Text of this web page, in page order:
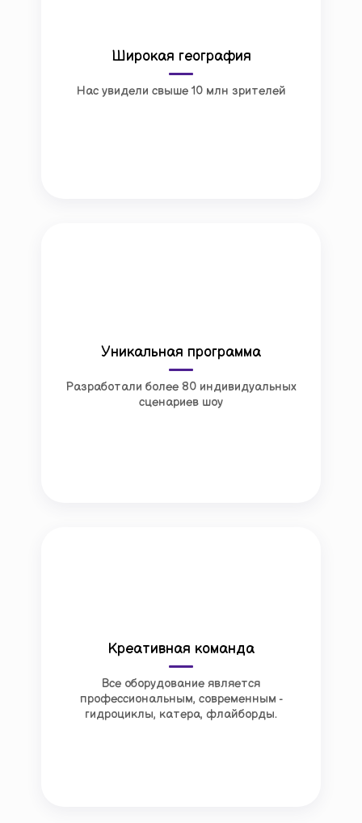
Широкая география
Нас увидели свыше 10 млн зрителей
Уникальная программа
Разработали более 80 индивидуальных
сценариев шоу
Креативная команда
Все оборудование является
профессиональным, современным -
гидроциклы, катера, флайборды.